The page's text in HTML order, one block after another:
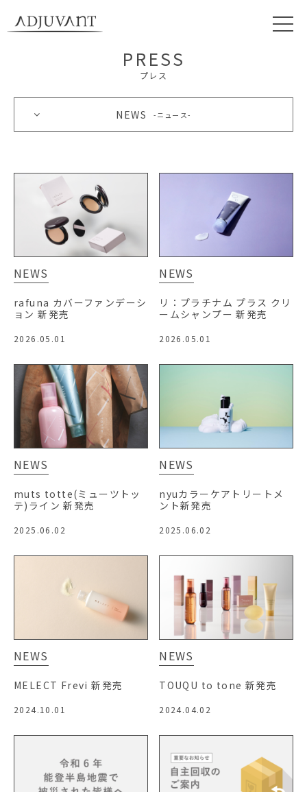
PRESS
プレス
NEWS ニュース
NEWS
rafuna カバーファンデーシ
ョン 新発売
2026.05.01
NEWS
リ：プラチナム プラス クリ
ームシャンプー 新発売
2026.05.01
NEWS
muts totte(ミューツトッ
テ)ライン 新発売
2025.06.02
NEWS
nyuカラーケアトリートメ
ント新発売
2025.06.02
NEWS
MELECT Frevi 新発売
2024.10.01
NEWS
TOUQU to tone 新発売
2024.04.02